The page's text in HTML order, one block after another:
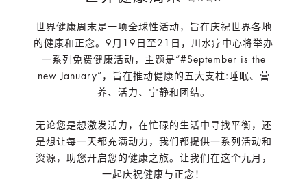
世界健康周末是一项全球性活动，旨在庆祝世界各地
的健康和正念。9月19日至21日，川水疗中心将举办
一系列免费健康活动，主题是“#September is the
new January”，旨在推动健康的五大支柱:睡眠、营
养、活力、宁静和团结。
无论您是想激发活力，在忙碌的生活中寻找平衡，还
是想让每一天都充满动力，我们都提供一系列活动和
资源，助您开启您的健康之旅。让我们在这个九月，
一起庆祝健康与正念！